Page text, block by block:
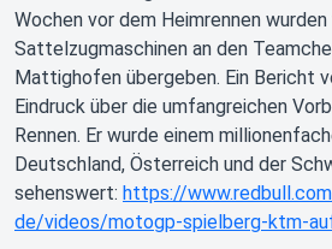
Wochen vor dem Heimrennen
Sattelzugmaschinen an den
Mattighofen übergeben. Ein Bericht
Eindruck über die umfangreichen
Rennen. Er wurde einem
Deutschland, Österreich und der
sehenswert: https://
de/videos/motogp-spielberg-ktm-